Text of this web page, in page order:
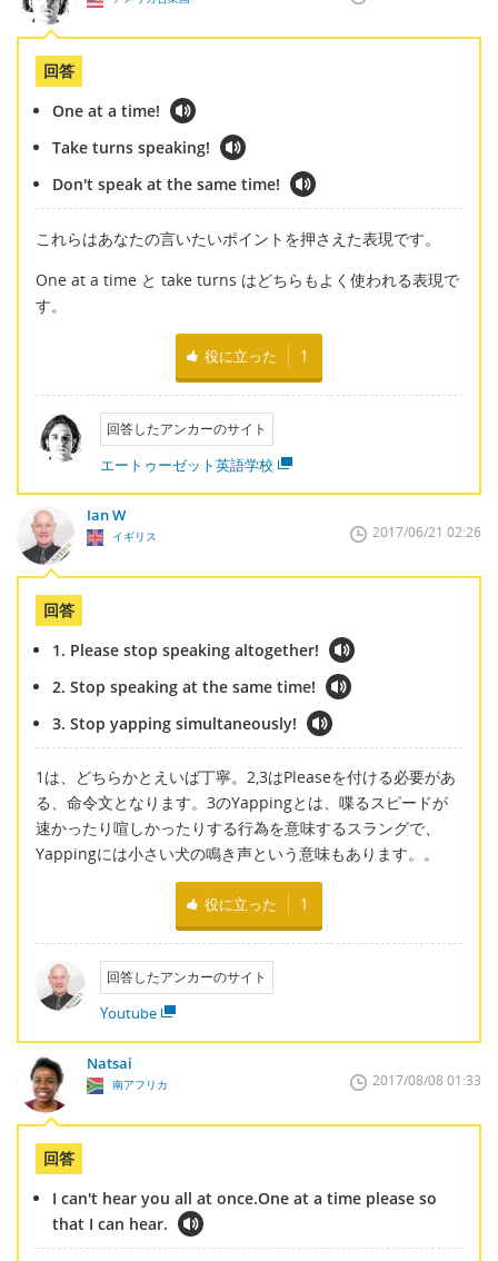
回答
One at a time!
Take turns speaking!
Don't speak at the same time!
これらはあなたの言いたいポイントを押さえた表現です。
One at a time と take turns はどちらもよく使われる表現で
す。
役に立った 1
回答したアンカーのサイト
エートゥーゼット英語学校
Ian W
イギリス 2017/06/21 02:26
回答
1. Please stop speaking altogether!
2. Stop speaking at the same time!
3. Stop yapping simultaneously!
1は、どちらかとえいば丁寧。2,3はPleaseを付ける必要があ
る、命令文となります。3のYappingとは、喋るスピードが
速かったり喧しかったりする行為を意味するスラングで、
Yappingには小さい犬の鳴き声という意味もあります。。
役に立った 1
回答したアンカーのサイト
Youtube
Natsai
南アフリカ 2017/08/08 01:33
回答
I can't hear you all at once.One at a time please so
that I can hear.